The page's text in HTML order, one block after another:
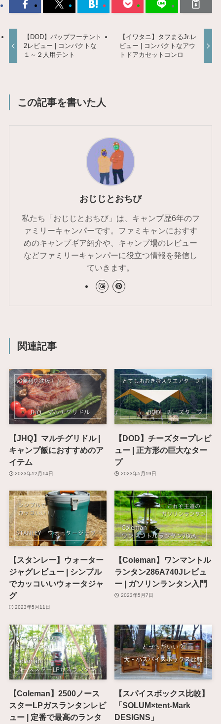
【DOD】パップフーテント
2レビュー | コンパクトな
１～２人用テント
【イワタニ】タフまるJr.レ
ビュー | コンパクトなアウ
トドアカセットコンロ
この記事を書いた人
おじじとおちび
私たち「おじじとおちび」は、キャンプ歴6年のフ
ァミリーキャンパーです。ファミキャンにおすす
めのキャンプギア紹介や、キャンプ場のレビュー
などファミリーキャンパーに役立つ情報を発信し
ていきます。
関連記事
【JHQ】マルチグリドル |
キャンプ飯におすすめのア
イテム
2023年12月14日
【DOD】チーズタープレビ
ュー | 正方形の巨大なター
プ
2023年5月19日
【スタンレー】ウォーター
ジャグレビュー | シンプル
でカッコいいウォータジャ
グ
2023年5月11日
【Coleman】ワンマントル
ランタン286A740Jレビュ
ー | ガソリンランタン入門
2023年5月7日
【Coleman】2500ノース
スターLPガスランタンレビ
ュー | 定番で最高のランタ
【スパイスボックス比較】
「SOLUM×tent-Mark
DESIGNS」